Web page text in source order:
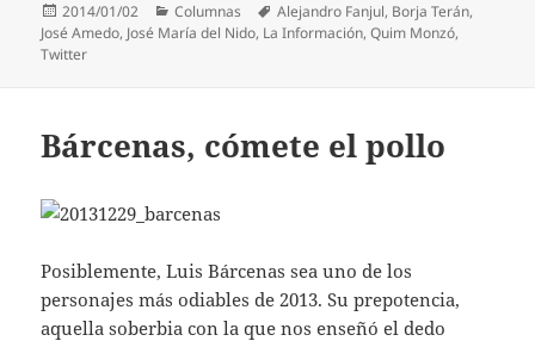
Publicado
el
2014/01/02 Categorías
Columnas Etiquetas
Alejandro Fanjul, Borja Terán,
José Amedo, José María del Nido, La Información,Quim Monzó,
Twitter
Bárcenas, cómete el pollo
Posiblemente, Luis Bárcenas sea uno de los
personajes más odiables de 2013. Su prepotencia,
aquella soberbia con la que nos enseñó el dedo